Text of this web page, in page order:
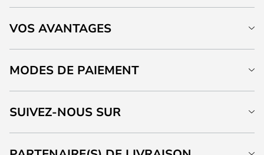
VOS AVANTAGES
MODES DE PAIEMENT
SUIVEZ-NOUS SUR